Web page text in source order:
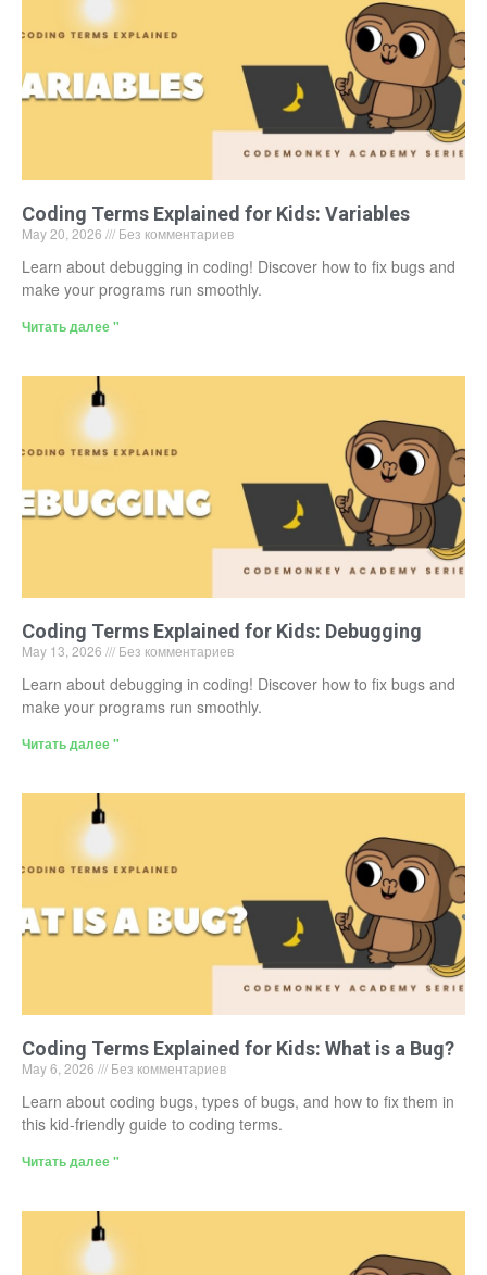
Coding Terms Explained for Kids: Variables
May 20, 2026 Без комментариев
Learn about debugging in coding! Discover how to fix bugs and
make your programs run smoothly.
Читать далее "
Coding Terms Explained for Kids: Debugging
May 13, 2026 Без комментариев
Learn about debugging in coding! Discover how to fix bugs and
make your programs run smoothly.
Читать далее "
Coding Terms Explained for Kids: What is a Bug?
May 6, 2026 Без комментариев
Learn about coding bugs, types of bugs, and how to fix them in
this kid-friendly guide to coding terms.
Читать далее "